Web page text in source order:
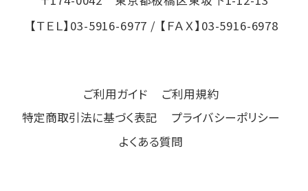
【ＴＥＬ】 03-5916-6977 / 【ＦＡＸ】 03-5916-6978
ご利用ガイド
ご利用規約
特定商取引法に基づく表記
プライバシーポリシー
よくある質問